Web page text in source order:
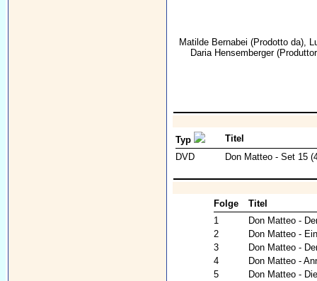
Matilde Bernabei (Prodotto da),
Daria Hensemberger
Typ
Titel
DVD
Don Matteo - Set 15
Folge
Titel
1
Don Matteo -
2
Don Matteo -
3
Don Matteo -
4
Don Matteo -
5
Don Matteo -